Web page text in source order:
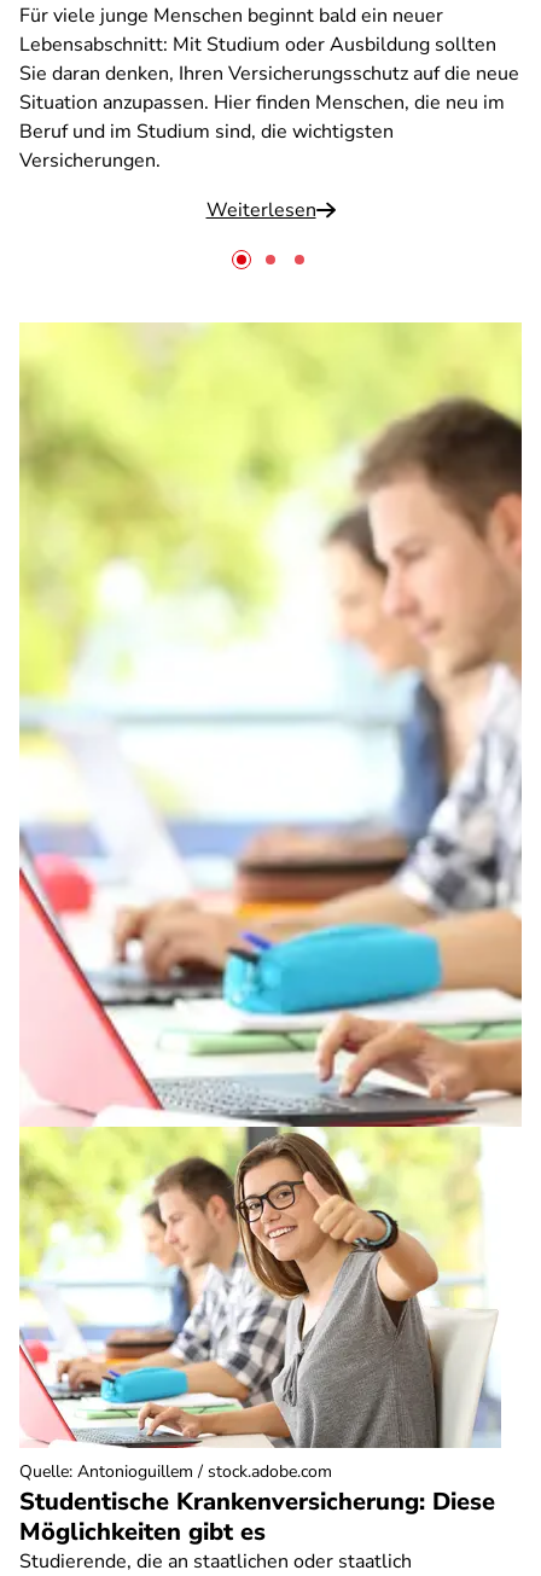
Für viele junge Menschen beginnt bald ein neuer
Lebensabschnitt: Mit Studium oder Ausbildung sollten
Sie daran denken, Ihren Versicherungsschutz auf die neue
Situation anzupassen. Hier finden Menschen, die neu im
Beruf und im Studium sind, die wichtigsten
Versicherungen.
Weiterlesen
Studentische Krankenversicherung: Diese
Möglichkeiten gibt es
Studierende, die an staatlichen oder staatlich
Quelle: Antonioguillem / stock.adobe.com